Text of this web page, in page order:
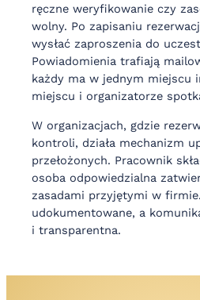
ręczne weryfikowanie czy
wolny. Po zapisaniu
wysłać zaproszenia do
Powiadomienia trafiają
każdy ma w jednym miejscu
miejscu i organizatorze
W organizacjach, gdzie
kontroli, działa mechanizm
przełożonych. Pracownik
osoba odpowiedzialna
zasadami przyjętymi w
udokumentowane, a
i transparentna.